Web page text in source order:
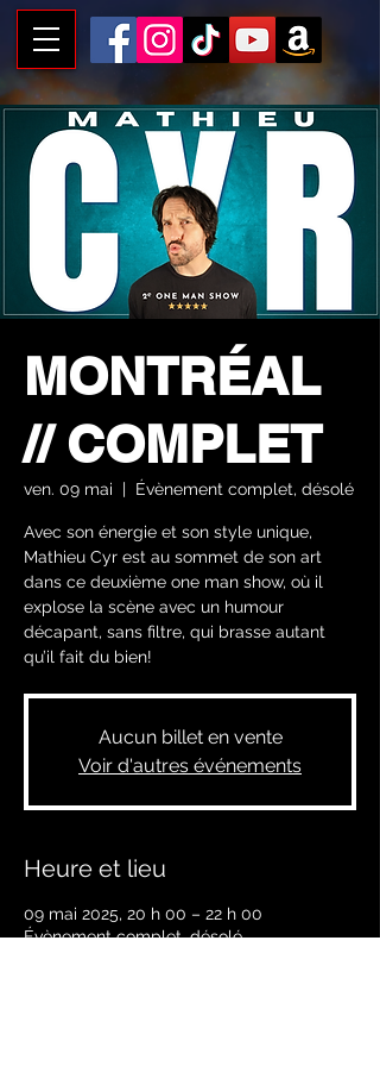
MONTRÉAL
// COMPLET
ven. 09 mai
  |
Évènement complet, désolé
Avec son énergie et son style unique,
Mathieu Cyr est au sommet de son art
dans ce deuxième one man show, où il
explose la scène avec un humour
décapant, sans filtre, qui brasse autant
qu’il fait du bien!
Aucun billet en vente
Voir d'autres événements
Heure et lieu
09 mai 2025, 20 h 00 – 22 h 00
Évènement complet, désolé